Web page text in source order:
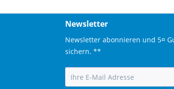
Newsletter
Newsletter abonnieren und 5¤
sichern. **